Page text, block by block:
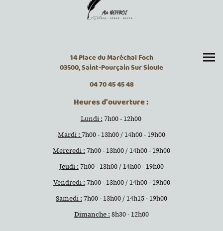
14 Place du Maréchal Foch
03500, Saint-Pourçain Sur Sioule
04 70 45 45 48
Heures d'ouverture :
Lundi : 7h00 - 12h00
Mardi : 7h00 - 13h00 / 14h00 - 19h00
Mercredi : 7h00 - 13h00 / 14h00 - 19h00
Jeudi : 7h00 - 13h00 / 14h00 - 19h00
Vendredi : 7h00 - 13h00 / 14h00 - 19h00
Samedi : 7h00 - 13h00 / 14h15 - 19h00
Dimanche : 8h30 - 12h00